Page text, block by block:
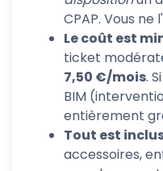
CPAP. Vous ne
Le coût est
ticket
7,50 €/mois.
BIM
entièrement
Tout est
accessoires,